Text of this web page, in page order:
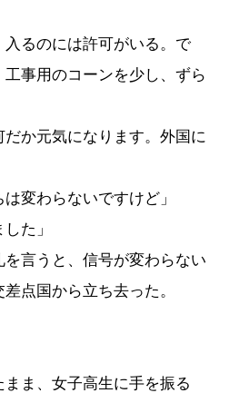
るのには許可がいる。で
事用のコーンを少し、ずら
だか元気になります。外国に
変わらないですけど」
た」
言うと、信号が変わらない
点国から立ち去った。
ま、女子高生に手を振る